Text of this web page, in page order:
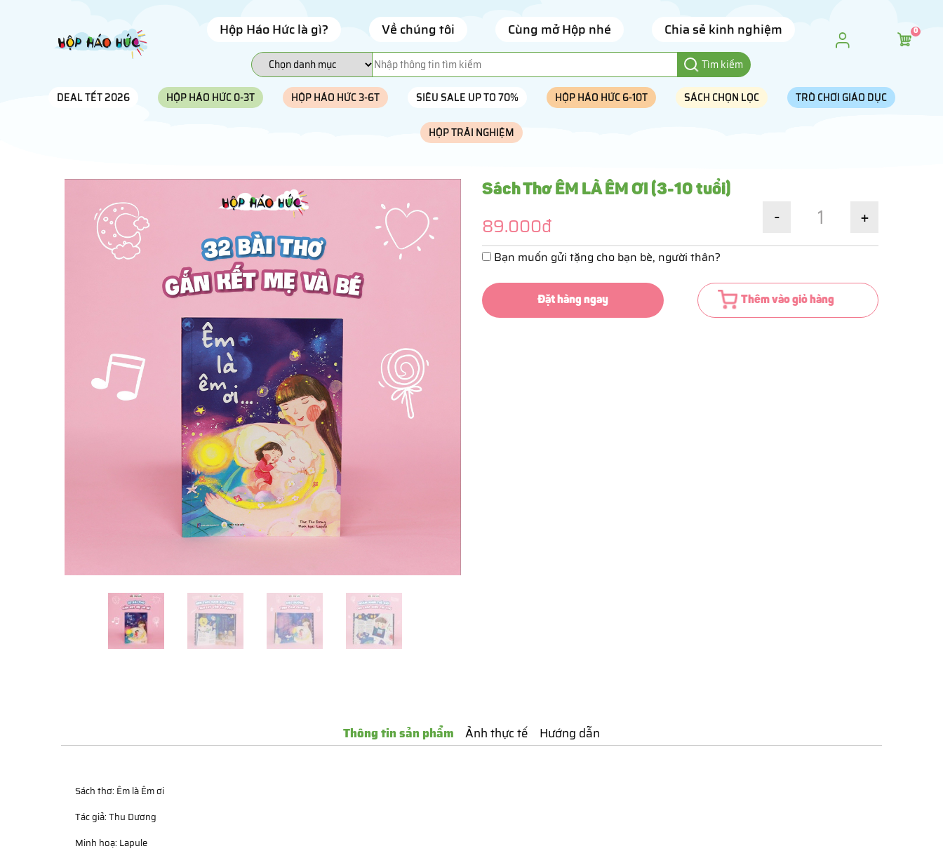
Hộp Háo Hức là gì? Về chúng tôi Cùng mở Hộp nhé Chia sẻ kinh nghiệm
Tìm kiếm
0
DEAL TẾT 2026 HỘP HÁO HỨC 0-3T HỘP HÁO HỨC 3-6T SIÊU SALE UP TO 70% HỘP HÁO HỨC 6-10T SÁCH CHỌN LỌC TRÒ CHƠI GIÁO DỤC
HỘP TRẢI NGHIỆM
Sách Thơ ÊM LÀ ÊM ƠI (3-10 tuổi)
89.000đ - +
Bạn muốn gửi tặng cho bạn bè, người thân?
Đặt hàng ngay Thêm vào giỏ hàng
Thông tin sản phẩm Ảnh thực tế Hướng dẫn
Sách thơ: Êm là Êm ơi
Tác giả: Thu Dương
Minh hoạ: Lapule